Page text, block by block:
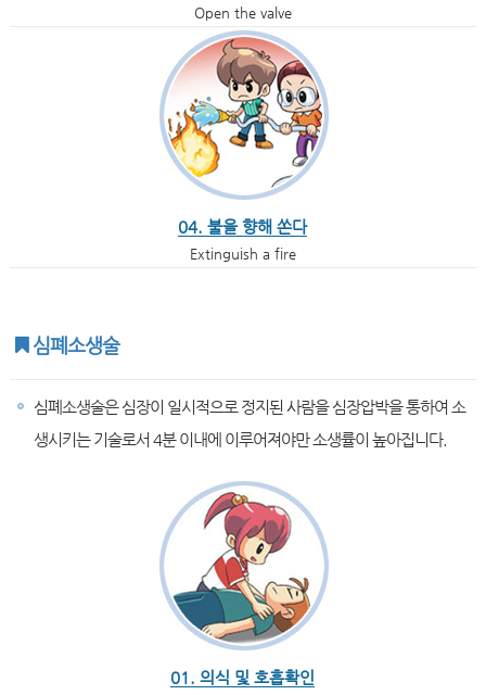
Open the valve
04. 불을 향해 쏜다
Extinguish a fire
심폐소생술
심폐소생술은 심장이 일시적으로 정지된 사람을 심장압박을 통하여 소
생시키는 기술로서 4분 이내에 이루어져야만 소생률이 높아집니다.
01. 의식 및 호흡확인